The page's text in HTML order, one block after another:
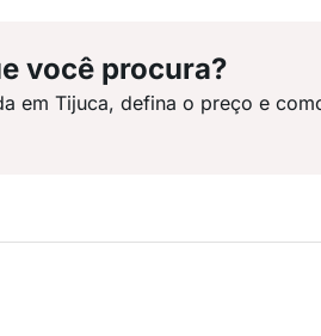
você procura?
em Tijuca, defina o preço e